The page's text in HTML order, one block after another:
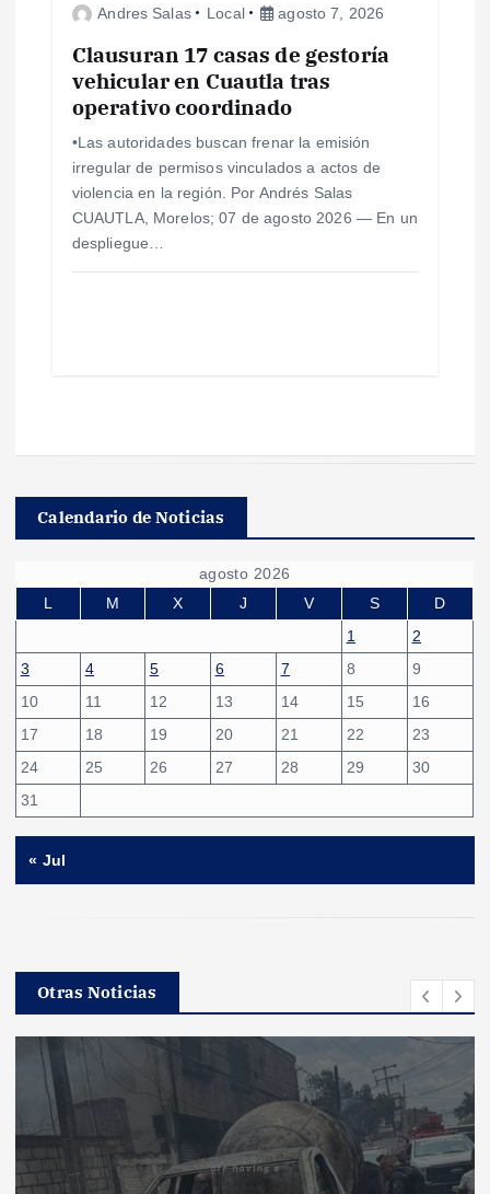
Andres Salas Local agosto 7, 2026
Clausuran 17 casas de gestoría
vehicular en Cuautla tras
operativo coordinado
•Las autoridades buscan frenar la emisión
irregular de permisos vinculados a actos de
violencia en la región. Por Andrés Salas
CUAUTLA, Morelos; 07 de agosto 2026 — En un
despliegue…
Calendario de Noticias
agosto 2026
L
M X J V S
D
1
2
3
4 5 6 7 8
9
10
11 12 13 14 15
16
17
18 19 20 21 22
23
24
25 26 27 28 29
30
31
« Jul
Otras Noticias